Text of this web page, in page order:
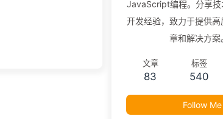
JavaScript编程。分享技
开发经验，致力于提供
章和解决方案
文章
83
标签
540
Follow Me